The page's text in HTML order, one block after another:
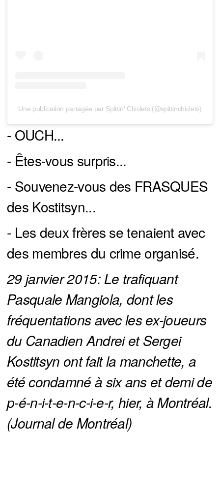
Une publication partagée par Spittin' Chiclets (@spittinchiclets)
- OUCH...
- Êtes-vous surpris...
- Souvenez-vous des FRASQUES
des Kostitsyn...
- Les deux frères se tenaient avec
des membres du crime organisé.
29 janvier 2015: Le trafiquant
Pasquale Mangiola, dont les
fréquentations avec les ex-joueurs
du Canadien Andrei et Sergei
Kostitsyn ont fait la manchette, a
été condamné à six ans et demi de
p-é-n-i-t-e-n-c-i-e-r, hier, à Montréal.
(Journal de Montréal)